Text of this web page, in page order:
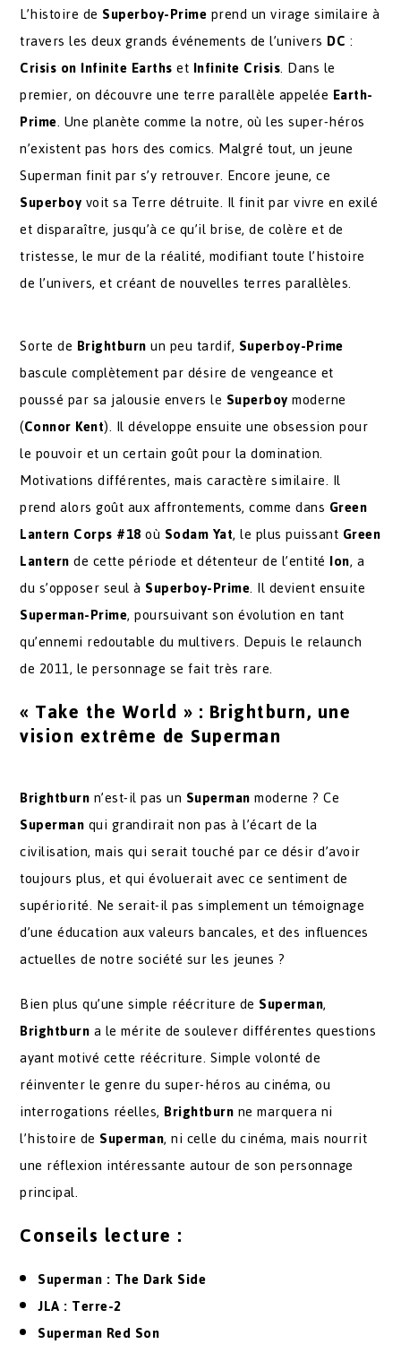
L’histoire de Superboy-Primeprend un virage similaire à
travers les deux grands événements de l’univers DC :
Crisis on Infinite Earthset Infinite Crisis. Dans le
premier, on découvre une terre parallèle appelée Earth-
Prime. Une planète comme la notre, où les super-héros
n’existent pas hors des comics. Malgré tout, un jeune
Superman finit par s’y retrouver. Encore jeune, ce
Superboyvoit sa Terre détruite. Il finit par vivre en exilé
et disparaître, jusqu’à ce qu’il brise, de colère et de
tristesse, le mur de la réalité, modifiant toute l’histoire
de l’univers, et créant de nouvelles terres parallèles.
Sorte de Brightburnun peu tardif, Superboy-Prime
bascule complètement par désire de vengeance et
poussé par sa jalousie envers le Superboymoderne
(Connor Kent). Il développe ensuite une obsession pour
le pouvoir et un certain goût pour la domination.
Motivations différentes, mais caractère similaire. Il
prend alors goût aux affrontements, comme dans Green
Lantern Corps #18où Sodam Yat, le plus puissant Green
Lanternde cette période et détenteur de l’entité Ion, a
du s’opposer seul à Superboy-Prime. Il devient ensuite
Superman-Prime, poursuivant son évolution en tant
qu’ennemi redoutable du multivers. Depuis le relaunch
de 2011, le personnage se fait très rare.
« Take the World » : Brightburn, une
vision extrême de Superman
Brightburnn’est-il pas un Supermanmoderne ? Ce
Supermanqui grandirait non pas à l’écart de la
civilisation, mais qui serait touché par ce désir d’avoir
toujours plus, et qui évoluerait avec ce sentiment de
supériorité. Ne serait-il pas simplement un témoignage
d’une éducation aux valeurs bancales, et des influences
actuelles de notre société sur les jeunes ?
Bien plus qu’une simple réécriture de Superman,
Brightburna le mérite de soulever différentes questions
ayant motivé cette réécriture. Simple volonté de
réinventer le genre du super-héros au cinéma, ou
interrogations réelles, Brightburnne marquera ni
l’histoire de Superman, ni celle du cinéma, mais nourrit
une réflexion intéressante autour de son personnage
principal.
Conseils lecture :
Superman : The Dark Side
JLA : Terre-2
Superman Red Son